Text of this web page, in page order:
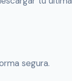
segura.